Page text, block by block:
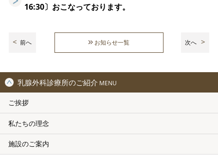
16:30〕おこなっております。
前へ お知らせ一覧 次へ
乳腺外科診療所のご紹介 MENU
ご挨拶
私たちの理念
施設のご案内